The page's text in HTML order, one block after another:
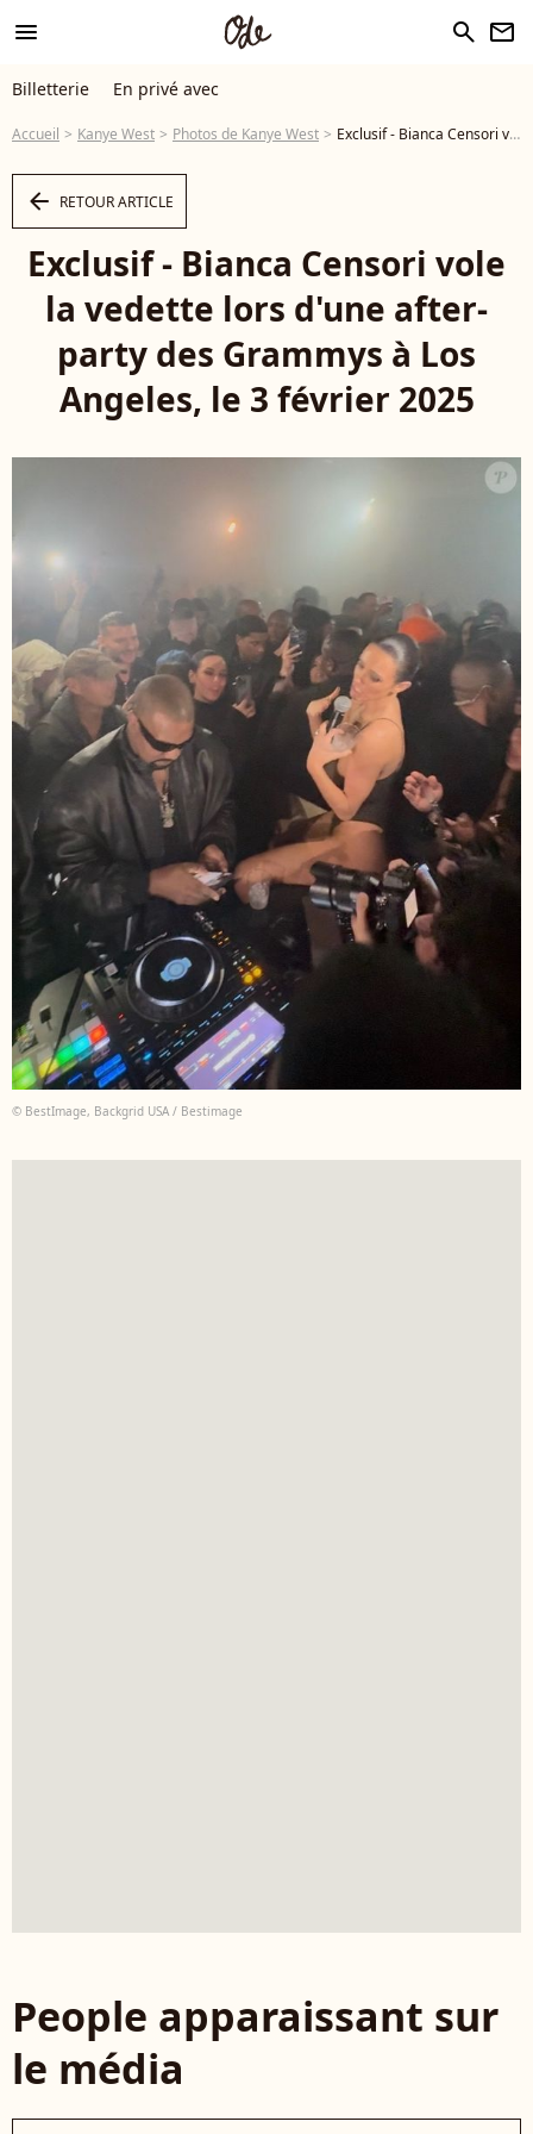
menu search newsletter
Billetterie En privé avec
Accueil Kanye West Photos de Kanye West Exclusif - Bianca Censori vole la vedette lors d'une after-party des Grammys à Los Angeles, le 3 février 2025 © Backgrid USA / Bestimage - Photo
arrow_left RETOUR ARTICLE
Exclusif - Bianca Censori vole
la vedette lors d'une after-
party des Grammys à Los
Angeles, le 3 février 2025
© BestImage, Backgrid USA / Bestimage
People apparaissant sur
le média